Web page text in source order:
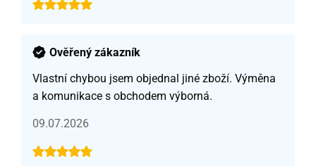
Ověřený zákazník
Vlastní chybou jsem objednal jiné zboží. Výměna
a komunikace s obchodem výborná.
09.07.2026